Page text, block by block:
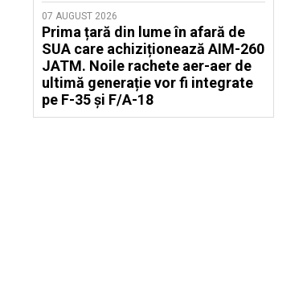
07 AUGUST 2026
Prima țară din lume în afară de
SUA care achiziționează AIM-260
JATM. Noile rachete aer-aer de
ultimă generație vor fi integrate
pe F-35 și F/A-18